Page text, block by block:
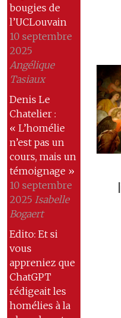
bougies de
l’UCLouvain
10 septembre
2025
Angélique
Tasiaux
Denis Le
Chatelier :
« L’homélie
n’est pas un
cours, mais un
témoignage »
10 septembre
2025 Isabelle
Bogaert
Edito: Et si
vous
appreniez que
ChatGPT
rédigeait les
homélies à la